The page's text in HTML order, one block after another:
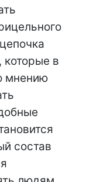
которые в
мнению
состав